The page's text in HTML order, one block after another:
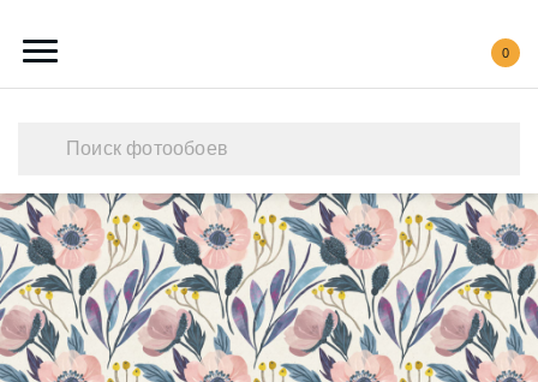
0
Каталог обоев
Наши работы
Создать свои фотообои
Акции